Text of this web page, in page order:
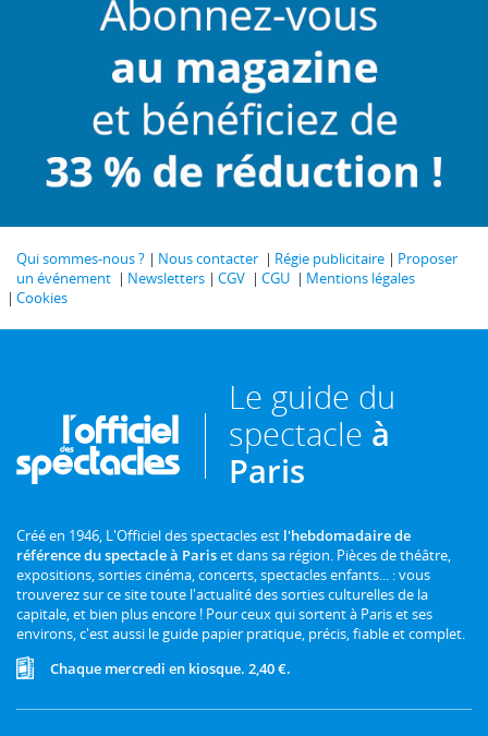
Qui sommes-nous ? Nous contacter Régie publicitaire
Proposer
un événement
Newsletters CGV CGU
Mentions légales
Cookies
Le guide du
spectacle à
Paris
Créé en 1946, L'Officiel des spectacles est l'hebdomadaire de
référence du spectacle à Pariset dans sa région. Pièces de théâtre,
expositions, sorties cinéma, concerts, spectacles enfants... : vous
trouverez sur ce site toute l'actualité des sorties culturelles de la
capitale, et bien plus encore ! Pour ceux qui sortent à Paris et ses
environs, c'est aussi le guide papier pratique, précis, fiable et complet.
Chaque mercredi en kiosque. 2,40 €.